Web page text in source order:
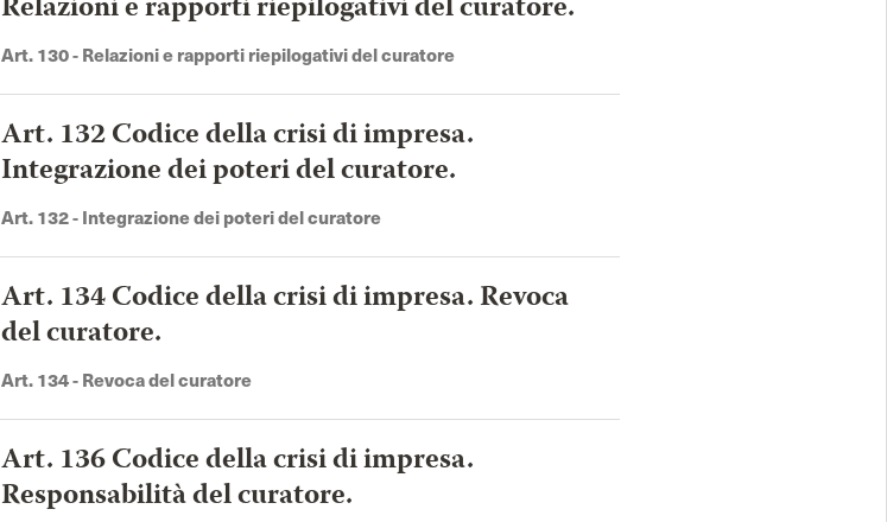
Art. 130 - Relazioni e rapporti riepilogativi del curatore
Art. 132 Codice della crisi di impresa.
Integrazione dei poteri del curatore.
Art. 132 - Integrazione dei poteri del curatore
Art. 134 Codice della crisi di impresa. Revoca
del curatore.
Art. 134 - Revoca del curatore
Art. 136 Codice della crisi di impresa.
Responsabilità del curatore.